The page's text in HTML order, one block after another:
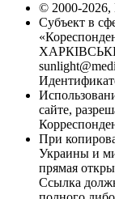
© 2000-2026,
Субъект в
ХАРКІВСЬКЕ
сайте,
При
Украины и
прямая
Ссылка